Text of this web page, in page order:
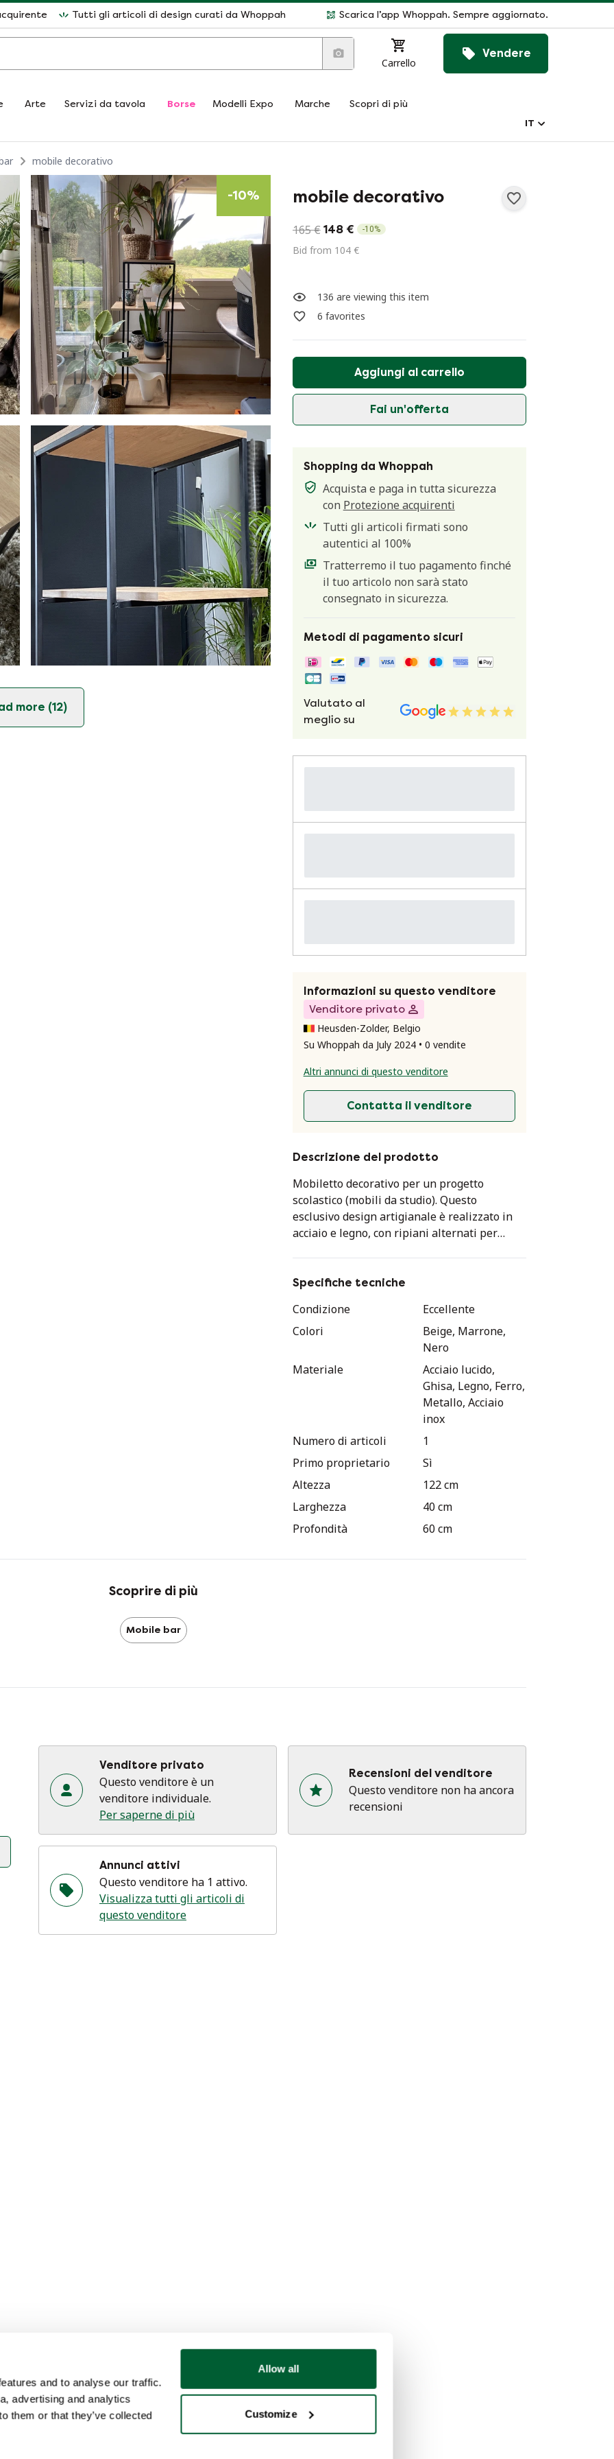
and to analyse our traffic.
advertising and analytics
them or that they’ve collected
Allow all
Customize
Tutti gli articoli di design curati da Whoppah Scarica l’app Whoppah. Sempre aggiornato.
Carrello
Vendere
Arte Servizi da tavola Borse Modelli Expo Marche
Scopri di più
IT
mobile decorativo
-10%
more (12)
mobile decorativo
165 € 148 € -10%
Bid from 104 €
136 are viewing this item
6 favorites
Aggiungi al carrello
Fai un'offerta
Shopping da Whoppah
Acquista e paga in tutta sicurezza
con Protezione acquirenti
Tutti gli articoli firmati sono
autentici al 100%
Tratterremo il tuo pagamento finché
il tuo articolo non sarà stato
consegnato in sicurezza.
Metodi di pagamento sicuri
Valutato al
meglio su
Informazioni su questo venditore
Venditore privato
Heusden-Zolder, Belgio
Su Whoppah da July 2024 • 0 vendite
Altri annunci di questo venditore
Contatta il venditore
Descrizione del prodotto
Mobiletto decorativo per un progetto
scolastico (mobili da studio). Questo
esclusivo design artigianale è realizzato in
acciaio e legno, con ripiani alternati per
viti per il fissaggio dei ripiani in legno lungo
nel suo genere, questo mobiletto fa al caso
vostro.
Specifiche tecniche
Condizione
Eccellente
Colori
Beige, Marrone,
Nero
Materiale
Acciaio lucido,
Ghisa, Legno, Ferro,
Metallo, Acciaio
inox
Numero di articoli
1
Primo proprietario
Sì
Altezza
122 cm
Larghezza
40 cm
Profondità
60 cm
Scoprire di più
Mobile bar
Venditore privato
Questo venditore è un
venditore individuale.
Per saperne di più
Recensioni del venditore
Questo venditore non ha ancora
recensioni
Annunci attivi
Questo venditore ha 1 attivo.
Visualizza tutti gli articoli di
questo venditore